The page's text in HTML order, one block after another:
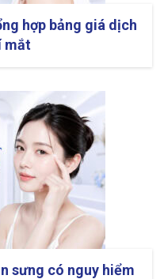
hợp bảng giá dịch
mắt
sưng có nguy hiểm